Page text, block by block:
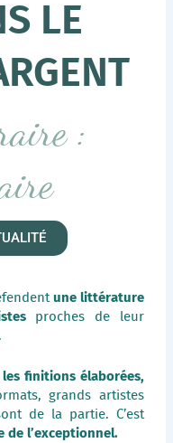
LE
:
une littérature
proches de leur
les finitions élaborées,
grands artistes
de la partie. C’est
de l’exceptionnel.